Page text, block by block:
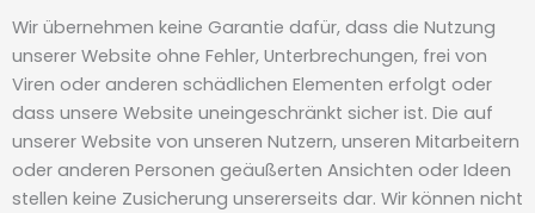
Wir übernehmen keine Garantie dafür, dass die Nutzung
unserer Website ohne Fehler, Unterbrechungen, frei von
Viren oder anderen schädlichen Elementen erfolgt oder
dass unsere Website uneingeschränkt sicher ist. Die auf
unserer Website von unseren Nutzern, unseren Mitarbeitern
oder anderen Personen geäußerten Ansichten oder Ideen
stellen keine Zusicherung unsererseits dar. Wir können nicht